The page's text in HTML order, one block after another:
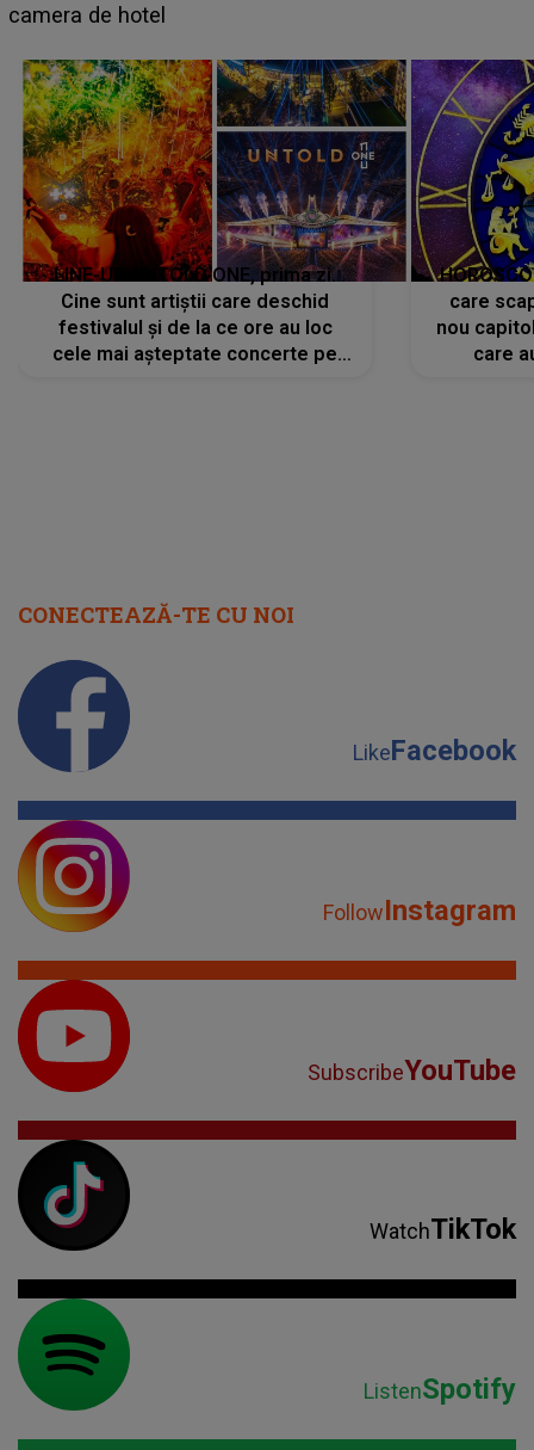
faptului împlinit, A RECUNOSCUT IMEDIAT: "Am
LINE-UP UNTOLD ONE, prima zi.
Cine sunt artiștii care deschid
festivalul și de la ce ore au loc
cele mai așteptate concerte pe
care
nou
care
CONECTEAZĂ-TE CU NOI
LikeFacebook
FollowInstagram
SubscribeYouTube
WatchTikTok
ListenSpotify